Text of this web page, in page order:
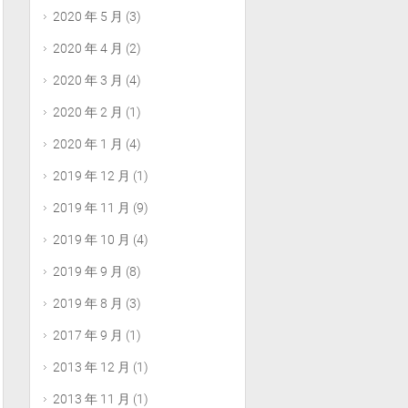
2020 年 5 月 (3)
2020 年 4 月 (2)
2020 年 3 月 (4)
2020 年 2 月 (1)
2020 年 1 月 (4)
2019 年 12 月 (1)
2019 年 11 月 (9)
2019 年 10 月 (4)
2019 年 9 月 (8)
2019 年 8 月 (3)
2017 年 9 月 (1)
2013 年 12 月 (1)
2013 年 11 月 (1)